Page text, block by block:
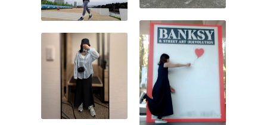
がスムーズに行えます。